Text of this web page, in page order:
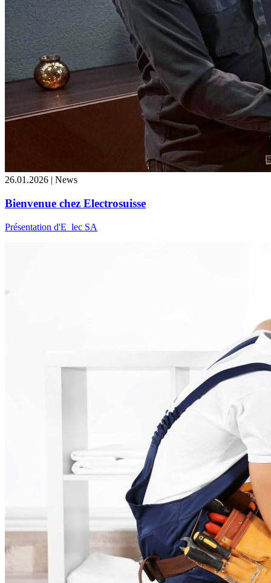
26.01.2026 | News
Bienvenue chez Electrosuisse
Présentation d'E_lec SA